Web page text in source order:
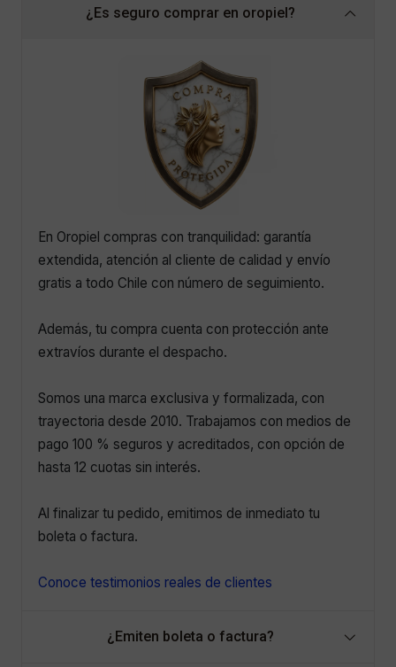
¿Es seguro comprar en oropiel?
En Oropiel compras con tranquilidad: garantía
extendida, atención al cliente de calidad y envío
gratis a todo Chile con número de seguimiento.
Además, tu compra cuenta con protección ante
extravíos durante el despacho.
Somos una marca exclusiva y formalizada, con
trayectoria desde 2010. Trabajamos con medios de
pago 100 % seguros y acreditados, con opción de
hasta 12 cuotas sin interés.
Al finalizar tu pedido, emitimos de inmediato tu
boleta o factura.
Conoce testimonios reales de clientes
¿Emiten boleta o factura?